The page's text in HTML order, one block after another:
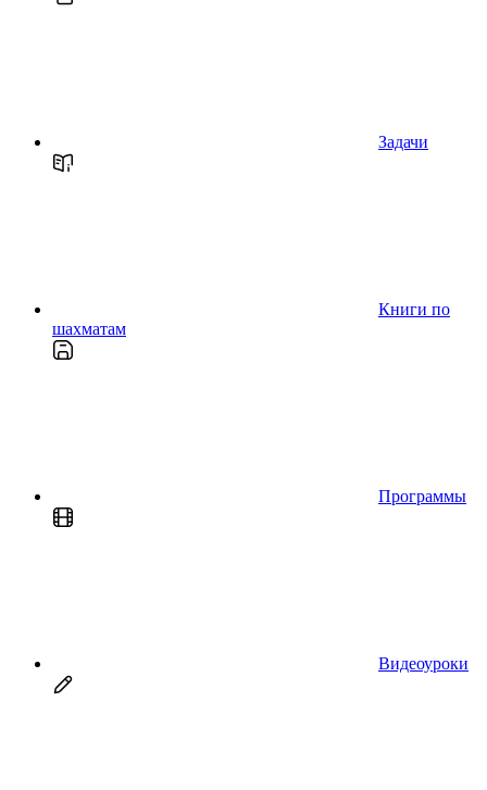
Задачи
Книги по
шахматам
Программы
Видеоуроки